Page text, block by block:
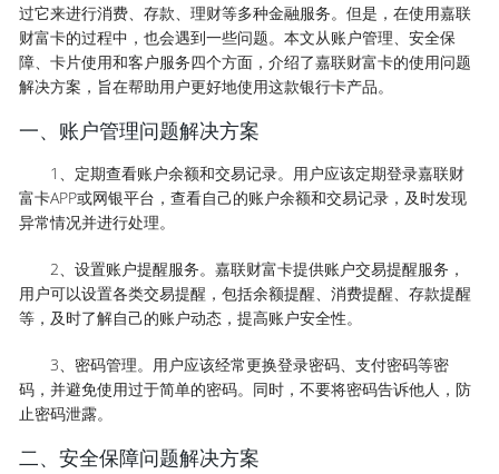
过它来进行消费、存款、理财等多种金融服务。但是，在使用嘉联
财富卡的过程中，也会遇到一些问题。本文从账户管理、安全保
障、卡片使用和客户服务四个方面，介绍了嘉联财富卡的使用问题
解决方案，旨在帮助用户更好地使用这款银行卡产品。
一、账户管理问题解决方案
1、定期查看账户余额和交易记录。用户应该定期登录嘉联财
富卡APP或网银平台，查看自己的账户余额和交易记录，及时发现
异常情况并进行处理。
2、设置账户提醒服务。嘉联财富卡提供账户交易提醒服务，
用户可以设置各类交易提醒，包括余额提醒、消费提醒、存款提醒
等，及时了解自己的账户动态，提高账户安全性。
3、密码管理。用户应该经常更换登录密码、支付密码等密
码，并避免使用过于简单的密码。同时，不要将密码告诉他人，防
止密码泄露。
二、安全保障问题解决方案